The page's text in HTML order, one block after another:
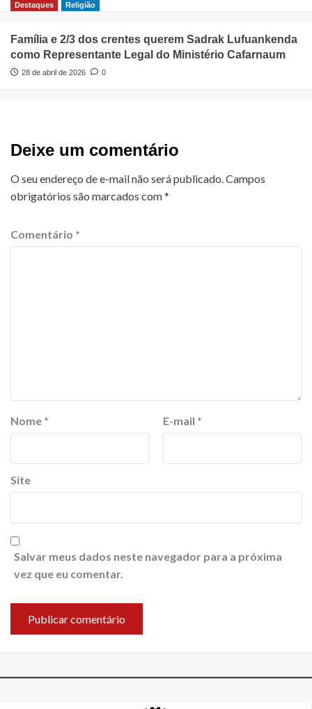
Destaques
Religião
Família e 2/3 dos crentes querem Sadrak Lufuankenda
como Representante Legal do Ministério Cafarnaum
28 de abril de 2026 0
Deixe um comentário
O seu endereço de e-mail não será publicado.Campos
obrigatórios são marcados com*
Comentário *
Nome * E-mail *
Site
Salvar meus dados neste navegador para a próxima
vez que eu comentar.